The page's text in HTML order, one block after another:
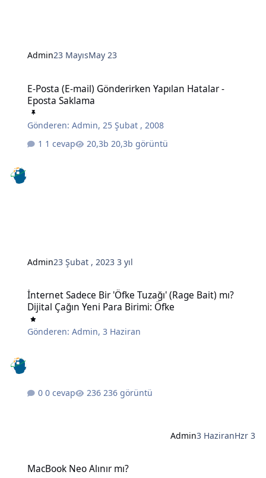
Admin23 MayısMay 23
E-Posta (E-mail) Gönderirken Yapılan Hatalar -
Eposta Saklama
Gönderen:Admin, 25 Şubat , 2008
1 cevap
20,3b görüntü
Admin23 Şubat , 20233 yıl
İnternet Sadece Bir 'Öfke Tuzağı' (Rage Bait) mı?
Dijital Çağın Yeni Para Birimi: Öfke
Gönderen:Admin,3 Haziran
0 cevap 236 görüntü
Admin3 HaziranHzr 3
MacBook Neo Alınır mı?